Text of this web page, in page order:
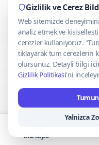
© 2025
VISA
Gizlilik ve Cerez
Web sitemizde
analiz etmek ve
cerezler kullaniyoruz.
tiklayarak tum cerezlerin
olursunuz. Detayli bilgi
Gizlilik Politikasi'ni
Yalnizca
Ana Sayfa